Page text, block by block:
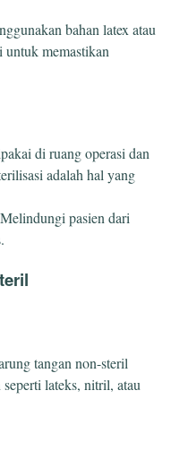
bahan latex atau
untuk memastikan
di ruang operasi dan
adalah hal yang
pasien dari
tangan non-steril
lateks, nitril, atau